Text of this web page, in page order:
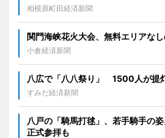
相模原町田経済新聞
関門海峡花火大会、無料エリアな
小倉経済新聞
八広で「八八祭り」 1500人が提
すみだ経済新聞
八戸の「騎馬打毬」、若手騎手の
正式参拝も